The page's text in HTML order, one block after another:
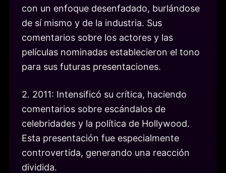
con un enfoque desenfadado, burlándose
de sí mismo y de la industria. Sus
comentarios sobre los actores y las
películas nominadas establecieron el tono
para sus futuras presentaciones.
2. 2011: Intensificó su crítica, haciendo
comentarios sobre escándalos de
celebridades y la política de Hollywood.
Esta presentación fue especialmente
controvertida, generando una reacción
dividida.